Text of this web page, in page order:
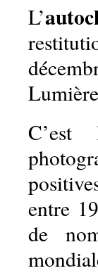
L’
C’est
entre
de